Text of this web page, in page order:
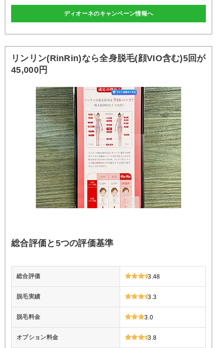
ディオーネのキャンペーン情報へ
リンリン(RinRin)なら全身脱毛(顔VIO含む)5回が
45,000円
総合評価と5つの評価基準
総合評価 3.48
脱毛実績 3.3
脱毛料金 3.0
オプション料金 3.8